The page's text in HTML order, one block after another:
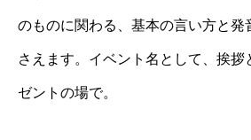
のものに関わる、基本の言い方と発
さえます。イベント名として、挨拶
ゼントの場で。